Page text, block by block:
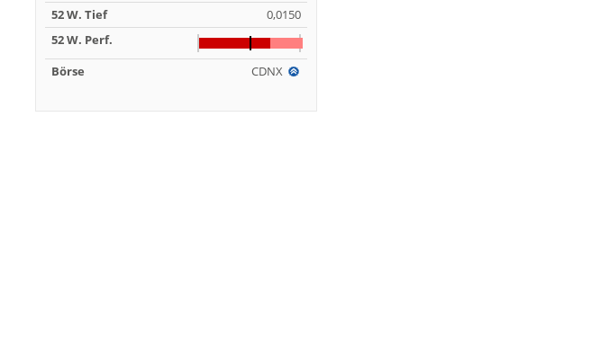
52 W. Tief
0,0150
52 W. Perf.
Börse
CDNX